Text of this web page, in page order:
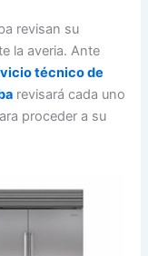
revisan su
la averia. Ante
técnico de
revisará cada uno
proceder a su